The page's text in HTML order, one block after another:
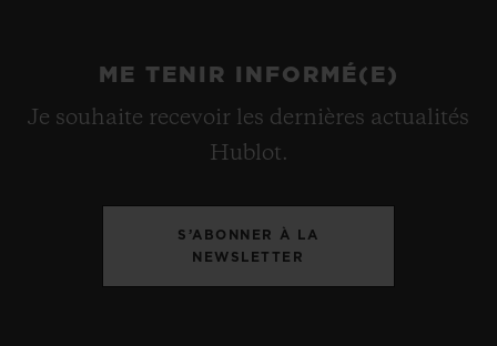
ME TENIR INFORMÉ(E)
Je souhaite recevoir les dernières actualités
Hublot.
S’ABONNER À LA
NEWSLETTER